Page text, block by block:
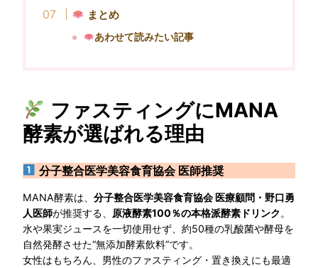
まとめ
あわせて読みたい記事
ファスティングにMANA
酵素が選ばれる理由
分子整合医学美容食育協会 医師推奨
MANA酵素は、 分子整合医学美容食育協会 医療顧問・野口勇
人医師が推奨する、 原液酵素100％の本格派酵素ドリンク。
水や果実ジュースを一切使用せず、約50種の乳酸菌や酵母を
自然発酵させた“無添加酵素飲料”です。
女性はもちろん、男性のファスティング・置き換えにも最適